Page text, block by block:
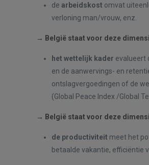
dearbeidskost omvat
verloning man/vrouw, enz.
→ België staat voor deze
het wettelijk kader evalueert
en de aanwervings- en
ontslagvergoedingen of de
(Global Peace Index /Global
→ België staat voor deze
de productiviteit meet het
betaalde vakantie, efficiëntie